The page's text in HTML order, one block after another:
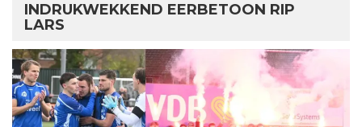
INDRUKWEKKEND EERBETOON RIP
LARS